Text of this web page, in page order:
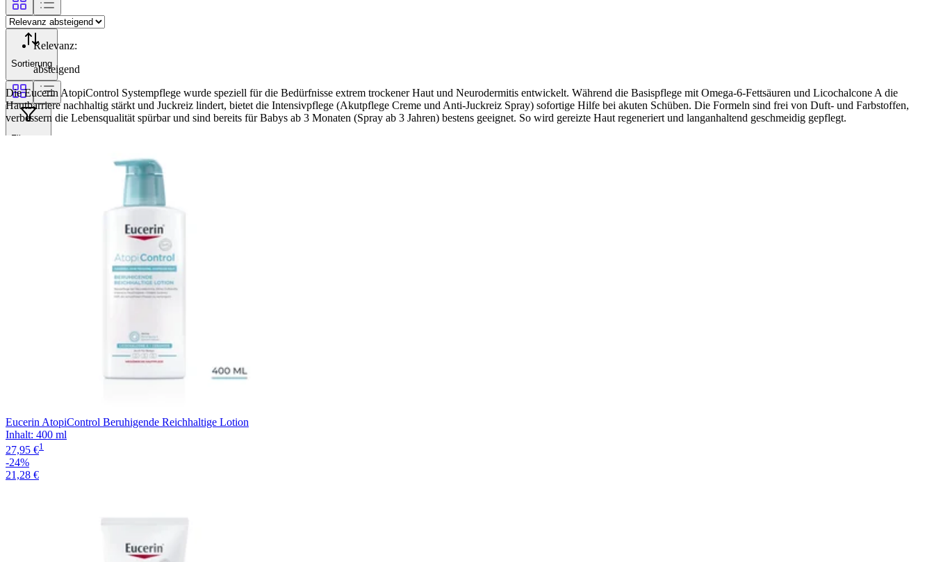
Sortierung
Filterung
Relevanz:
absteigend
Die Eucerin AtopiControl Systempflege wurde speziell für die Bedürfnisse extrem trockener Haut und Neurodermitis entwickelt. Während die Basispflege mit Omega-6-Fettsäuren und Licochalcone A die
Hautbarriere nachhaltig stärkt und Juckreiz lindert, bietet die Intensivpflege (Akutpflege Creme und Anti-Juckreiz Spray) sofortige Hilfe bei akuten Schüben. Die Formeln sind frei von Duft- und Farbstoffen,
verbessern die Lebensqualität spürbar und sind bereits für Babys ab 3 Monaten (Spray ab 3 Jahren) bestens geeignet. So wird gereizte Haut regeneriert und langanhaltend geschmeidig gepflegt.
Eucerin AtopiControl Beruhigende Reichhaltige Lotion
Inhalt: 400 ml
27,95 €1
-24%
21,28 €